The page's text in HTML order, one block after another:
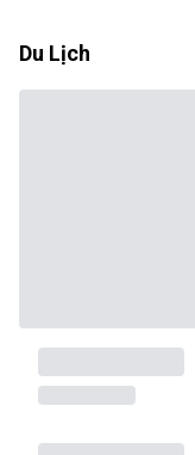
Du Lịch